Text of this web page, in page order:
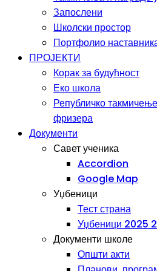
Запослени
Школски простор
Портфолио
ПРОЈЕКТИ
Корак за будућност
Еко школа
Републичко
фризера
Документи
Савет ученика
Accordion
Google Map
Уџбеници
Тест страна
Уџбеници 2025
Документи школе
Општи акти